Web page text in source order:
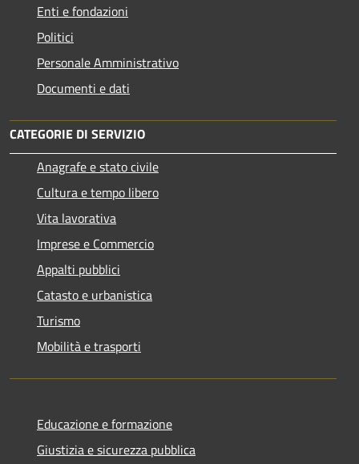
Enti e fondazioni
Politici
Personale Amministrativo
Documenti e dati
CATEGORIE DI SERVIZIO
Anagrafe e stato civile
Cultura e tempo libero
Vita lavorativa
Imprese e Commercio
Appalti pubblici
Catasto e urbanistica
Turismo
Mobilità e trasporti
Educazione e formazione
Giustizia e sicurezza pubblica